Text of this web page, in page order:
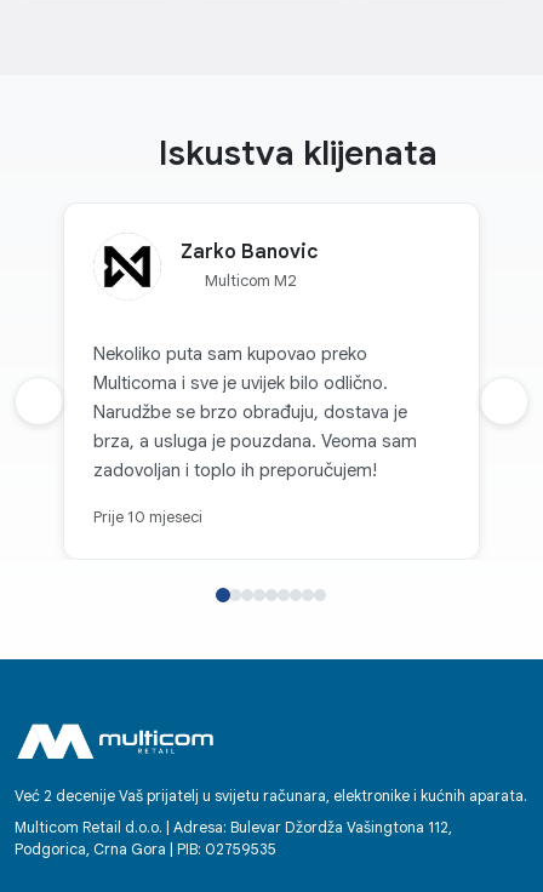
Iskustva klijenata
Zarko Banovic
Multicom M2
Nekoliko puta sam kupovao preko
Multicoma i sve je uvijek bilo odlično.
Narudžbe se brzo obrađuju, dostava je
brza, a usluga je pouzdana. Veoma sam
zadovoljan i toplo ih preporučujem!
Prije 10 mjeseci
Prethodna recenzija
Već 2 decenije Vaš prijatelj u svijetu računara, elektronike i kućnih aparata.
Multicom Retail d.o.o. | Adresa: Bulevar Džordža Vašingtona 112,
Podgorica, Crna Gora | PIB: 02759535